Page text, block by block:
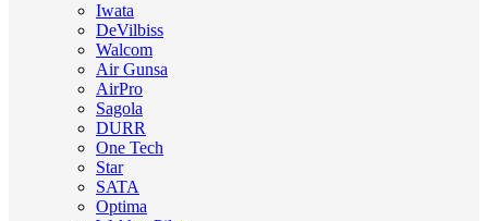
Iwata
DeVilbiss
Walcom
Air Gunsa
AirPro
Sagola
DURR
One Tech
Star
SATA
Optima